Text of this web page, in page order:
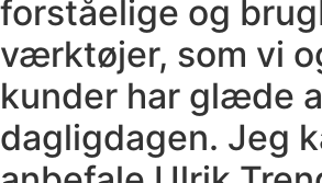
forståelige og
værktøjer, som vi
kunder har glæde
dagligdagen. Jeg